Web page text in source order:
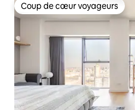
Coup de cœur voyageurs
Coup de cœur voyageurs